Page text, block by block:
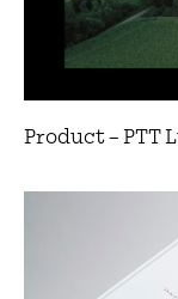
Product – PTT